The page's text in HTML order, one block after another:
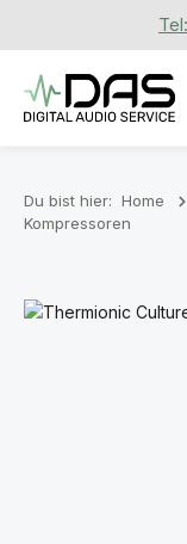
Zum Hauptinhalt
Du bist hier: Home
Kompressoren
Bildergalerie